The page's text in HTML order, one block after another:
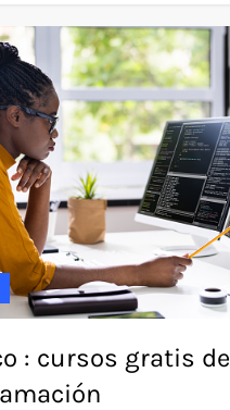
: cursos gratis de